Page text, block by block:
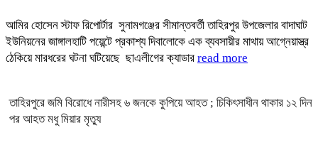
আমির হোসেন স্টাফ রিপোর্টার ‎ ‎সুনামগঞ্জের সীমান্তবর্তী তাহিরপুর উপজেলার বাদাঘাট
ইউনিয়নের জাঙ্গালহাটি পয়েন্টে প্রকাশ্য দিবালোকে এক ব্যবসায়ীর মাথায় আগ্নেয়াস্ত্র
ঠেকিয়ে মারধরের ঘটনা ঘটিয়েছে ছাএলীগের ক্যাডার read more
তাহিরপুরে জমি বিরোধে নারীসহ ৬ জনকে কুপিয়ে আহত ; চিকিৎসাধীন থাকার ১২ দিন
পর আহত মধু মিয়ার মৃত্যু